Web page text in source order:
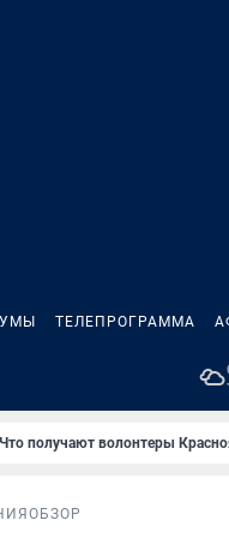
ТЕЛЕПРОГРАММА
Что получают волонтеры
ОБЗОР